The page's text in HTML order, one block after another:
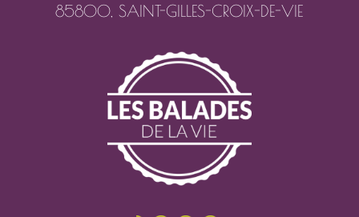
85800,SAINT-GILLES-CROIX-DE-VIE